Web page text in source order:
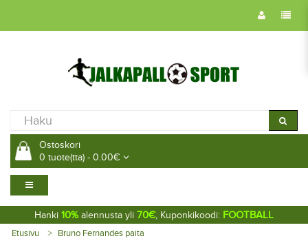
Ostoskori
0 tuote(tta) - 0.00€
Hanki 10% alennusta yli 70€, Kuponkikoodi: FOOTBALL
Etusivu Bruno Fernandes paita